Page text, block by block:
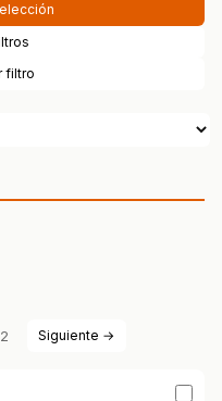
filtro
Siguiente →